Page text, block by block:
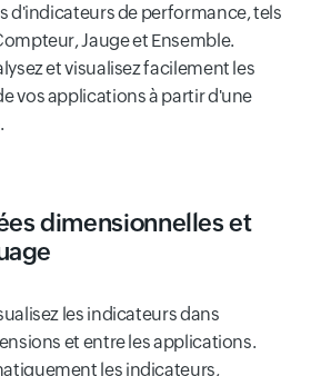
d'indicateurs de performance, tels
Jauge et Ensemble.
et visualisez facilement les
vos applications à partir d'une
dimensionnelles et
les indicateurs dans
et entre les applications.
les indicateurs,